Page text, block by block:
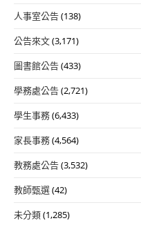
人事室公告(138)
公告來文(3,171)
圖書館公告(433)
學務處公告(2,721)
學生事務(6,433)
家長事務(4,564)
教務處公告(3,532)
教師甄選(42)
未分類(1,285)